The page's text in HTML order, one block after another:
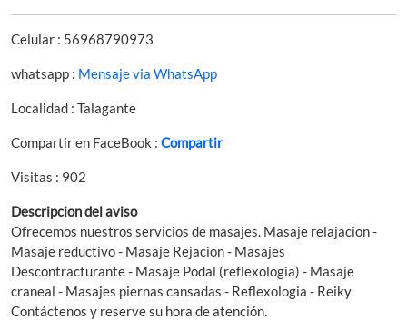
Celular : 56968790973
whatsapp : Mensaje via WhatsApp
Localidad : Talagante
Compartir en FaceBook : Compartir
Visitas : 902
Descripcion del aviso
Ofrecemos nuestros servicios de masajes. Masaje relajacion -
Masaje reductivo - Masaje Rejacion - Masajes
Descontracturante - Masaje Podal (reflexologia) - Masaje
craneal - Masajes piernas cansadas - Reflexologia - Reiky
Contáctenos y reserve su hora de atención.